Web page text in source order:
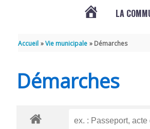
LA
Accueil Vie municipale Démarches
Démarches